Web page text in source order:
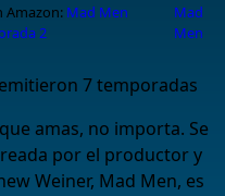
Amazon: Mad Men
2
Mad
Men
7 temporadas
amas, no importa. Se
por el productor y
Weiner, Mad Men, es